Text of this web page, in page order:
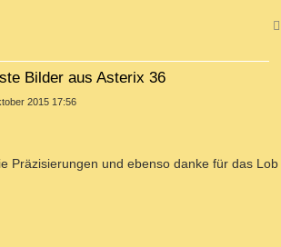
Bilder aus Asterix 36
2015 17:56
Präzisierungen und ebenso danke für das Lob